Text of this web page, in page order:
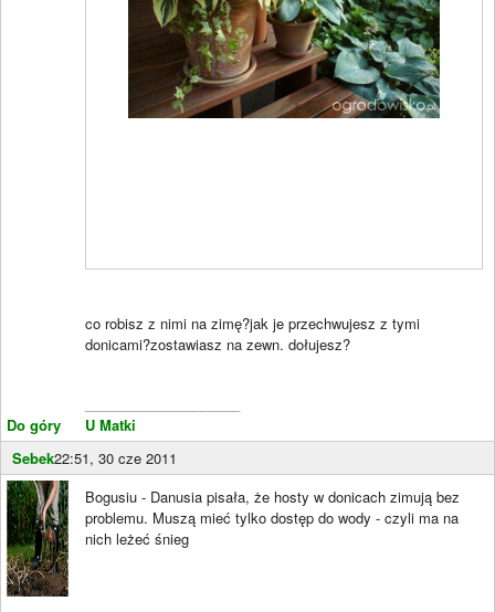
Do góry
co robisz z nimi na zimę?jak je przechwujesz z tymi
donicami?zostawiasz na zewn. dołujesz?
U Matki
Sebek22:51, 30 cze 2011
Bogusiu - Danusia pisała, że hosty w donicach zimują bez
problemu. Muszą mieć tylko dostęp do wody - czyli ma na
nich leżeć śnieg